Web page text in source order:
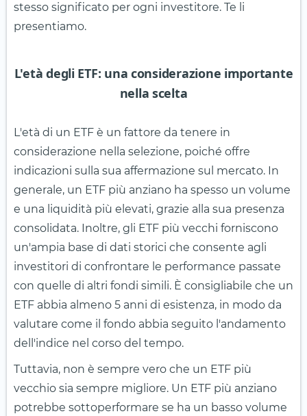
stesso significato per ogni investitore. Te li
presentiamo.
L'età degli ETF: una considerazione importante
nella scelta
L'età di un ETF è un fattore da tenere in
considerazione nella selezione, poiché offre
indicazioni sulla sua affermazione sul mercato. In
generale, un ETF più anziano ha spesso un volume
e una liquidità più elevati, grazie alla sua presenza
consolidata. Inoltre, gli ETF più vecchi forniscono
un'ampia base di dati storici che consente agli
investitori di confrontare le performance passate
con quelle di altri fondi simili. È consigliabile che un
ETF abbia almeno 5 anni di esistenza, in modo da
valutare come il fondo abbia seguito l'andamento
dell'indice nel corso del tempo.
Tuttavia, non è sempre vero che un ETF più
vecchio sia sempre migliore. Un ETF più anziano
potrebbe sottoperformare se ha un basso volume